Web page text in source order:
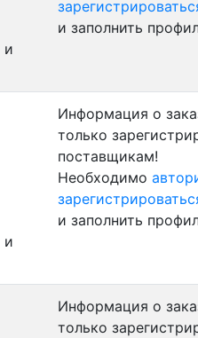
и
и заполнить
и
Информация о
только
поставщикам!
Необходимо
и заполнить
Информация о
только